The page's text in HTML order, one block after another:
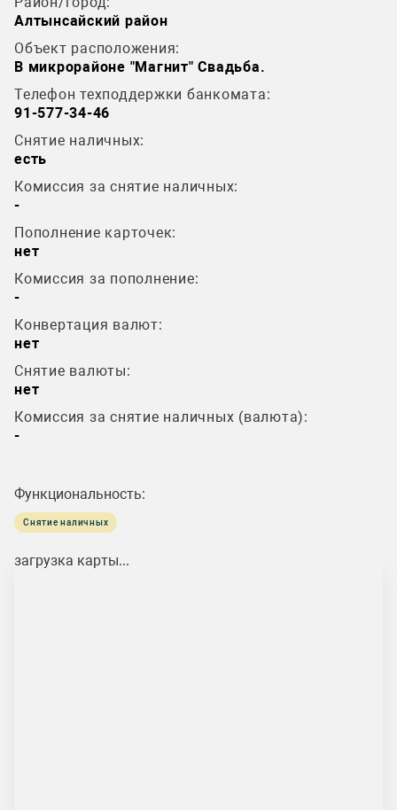
Алтынсайский район
Объект расположения:
В микрорайоне "Магнит" Свадьба.
Телефон техподдержки банкомата:
91-577-34-46
Снятие наличных:
есть
Комиссия за снятие наличных:
-
Пополнение карточек:
нет
Комиссия за пополнение:
-
Конвертация валют:
нет
Снятие валюты:
нет
Комиссия за снятие наличных (валюта):
-
Функциональность:
Снятие наличных
загрузка карты...